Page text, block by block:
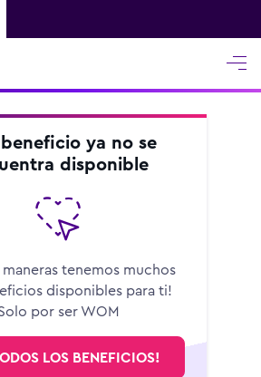
ya no se
disponible
tenemos muchos
disponibles para ti!
por ser WOM
LOS BENEFICIOS!